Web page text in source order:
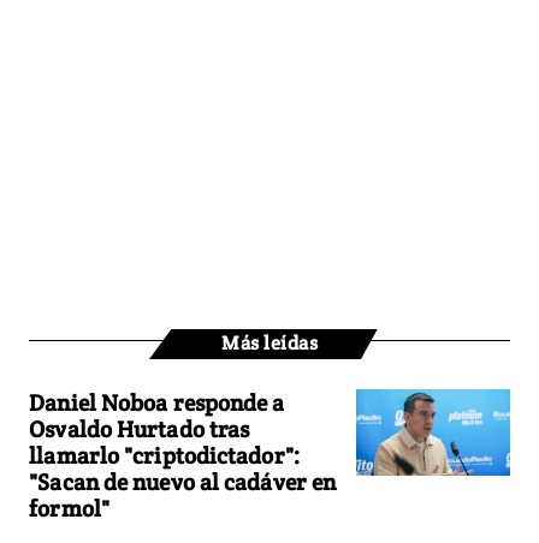
Más leídas
Daniel Noboa responde a
Osvaldo Hurtado tras
llamarlo "criptodictador":
"Sacan de nuevo al cadáver en
formol"